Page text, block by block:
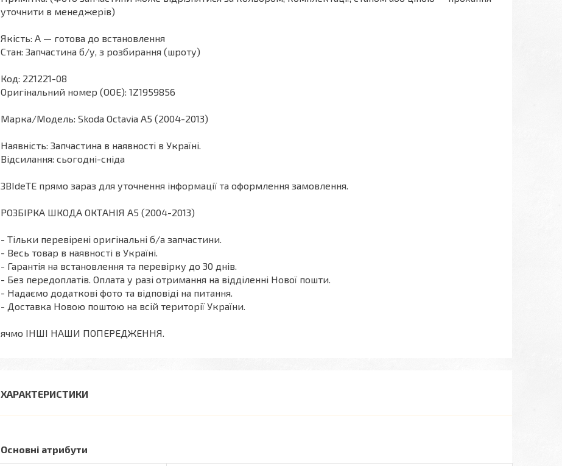
уточнити в менеджерів)
Якість: А — готова до встановлення
Стан: Запчастина б/у, з розбирання (шроту)
Код: 221221-08
Оригінальний номер (ООЕ): 1Z1959856
Марка/Модель: Skoda Octavia A5 (2004-2013)
Наявність: Запчастина в наявності в Україні.
Відсилання: сьогодні-сніда
ЗВІdeТЕ прямо зараз для уточнення інформації та оформлення замовлення.
РОЗБІРКА ШКОДА ОКТАНІЯ A5 (2004-2013)
- Тільки перевірені оригінальні б/а запчастини.
- Весь товар в наявності в Україні.
- Гарантія на встановлення та перевірку до 30 днів.
- Без передоплатів. Оплата у разі отримання на відділенні Нової пошти.
- Надаємо додаткові фото та відповіді на питання.
- Доставка Новою поштою на всій території України.
ячмо ІНШІ НАШИ ПОПЕРЕДЖЕННЯ.
ХАРАКТЕРИСТИКИ
Основні атрибути